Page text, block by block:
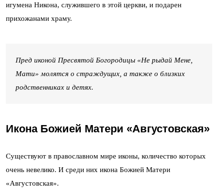
игумена Никона, служившего в этой церкви, и подарен
прихожанами храму.
Пред иконой Пресвятой Богородицы «Не рыдай Мене,
Мати» молятся о страждущих, а также о близких
родственниках и детях.
Икона Божией Матери «Августовская»
Существуют в православном мире иконы, количество которых
очень невелико. И среди них икона Божией Матери
«Августовская».